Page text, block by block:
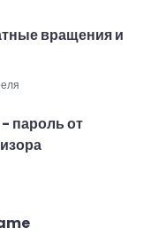
вращения и
пароль от